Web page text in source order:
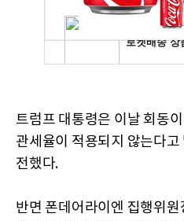
트럼프 대통령은 이날 회동
관세율이 적용되지 않는다
전했다.
반면 폰데어라이엔 집행위